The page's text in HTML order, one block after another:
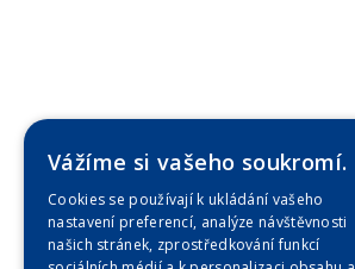
Vážíme si vašeho soukromí.
Cookies se používají k ukládání vašeho
nastavení preferencí, analýze návštěvnosti
našich stránek, zprostředkování funkcí